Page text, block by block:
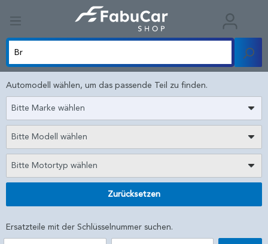
Automodell wählen, um das passende Teil zu finden.
Bitte Marke wählen
Bitte Modell wählen
Bitte Motortyp wählen
Zurücksetzen
Ersatzteile mit der Schlüsselnummer suchen.